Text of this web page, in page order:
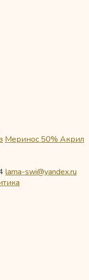
Меринос 50% Акрил
lama-swi@yandex.ru